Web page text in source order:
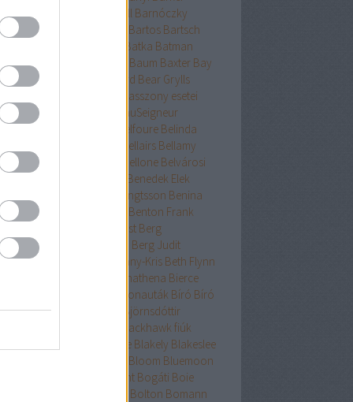
Barnard Barnhill Barnóczky
Barreau Bartos Bartsch
Batka Batman
Bauer Baum Baxter Bay
Bazterrica Beard Bear Grylls
Beatrice Hyde-Clare kisasszony esetei
Williams
BeauSeigneur
Stowe
Belfoure Belinda
Bellairs Bellamy
Belle Bellinger-nővérek Bellone Belvárosi
Benedek Elek
Bengtsson Benina
Benkő
Benton Frank
Berest Berg
Berg Judit
Berry Bethany-Kris Beth Flynn
Bhathena Bierce
Bionauták Bíró Bíró
Bishop
Björnsdóttir
Blackhawk fiúk
Blake Blakely Blakeslee
Bloom Bluemoon
Body Count Bogáti Boie
Bolton Bomann